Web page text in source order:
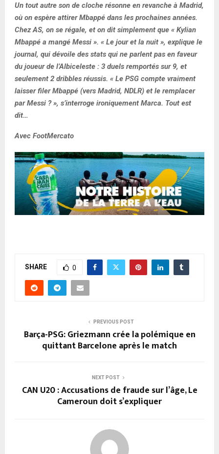
Un tout autre son de cloche résonne en revanche à Madrid,
où on espère attirer Mbappé dans les prochaines années.
Chez AS, on se régale, et on dit simplement que « Kylian
Mbappé a mangé Messi ». « Le jour et la nuit », explique le
journal, qui dévoile des stats qui ne parlent pas en faveur
du joueur de l’Albiceleste : 3 duels remportés sur 9, et
seulement 2 dribbles réussis. « Le PSG compte vraiment
laisser filer Mbappé (vers Madrid, NDLR) et le remplacer
par Messi ? », s’interroge ironiquement Marca. Tout est
dit…
Avec FootMercato
SHARE 0
PREVIOUS POST
Barça-PSG: Griezmann crée la polémique en
quittant Barcelone après le match
NEXT POST
CAN U20 : Accusations de fraude sur l’âge, Le
Cameroun doit s’expliquer